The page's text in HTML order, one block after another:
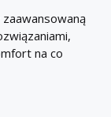
na co